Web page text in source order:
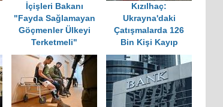
İçişleri Bakanı
"Fayda Sağlamayan
Göçmenler Ülkeyi
Terketmeli"
Kızılhaç:
Ukrayna'daki
Çatışmalarda 126
Bin Kişi Kayıp